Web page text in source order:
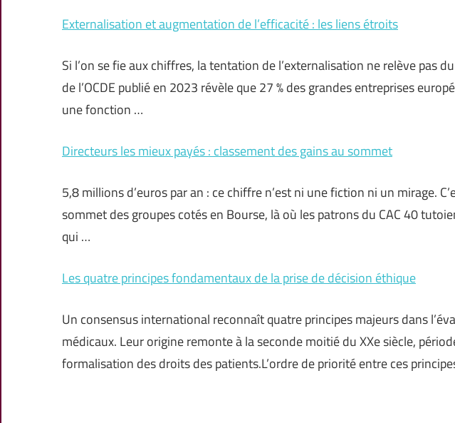
Externalisation et augmentation de l’efficacité : les liens étroits
Si l’on se fie aux chiffres, la tentation de l’externalisation ne relève pas
de l’OCDE publié en 2023 révèle que 27 % des grandes entreprises
une fonction …
Directeurs les mieux payés : classement des gains au sommet
5,8 millions d’euros par an : ce chiffre n’est ni une fiction ni un mirage.
sommet des groupes cotés en Bourse, là où les patrons du CAC 40
qui …
Les quatre principes fondamentaux de la prise de décision éthique
Un consensus international reconnaît quatre principes majeurs dans
médicaux. Leur origine remonte à la seconde moitié du XXe siècle,
formalisation des droits des patients.L’ordre de priorité entre ces